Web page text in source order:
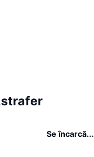
Se încarcă...